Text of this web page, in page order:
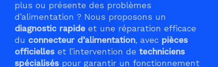
plus ou présente des problèmes
d’alimentation ? Nous proposons un
diagnostic rapide et une réparation efficace
du connecteur d’alimentation, avec pièces
officielles et l’intervention de techniciens
spécialisés pour garantir un fonctionnement